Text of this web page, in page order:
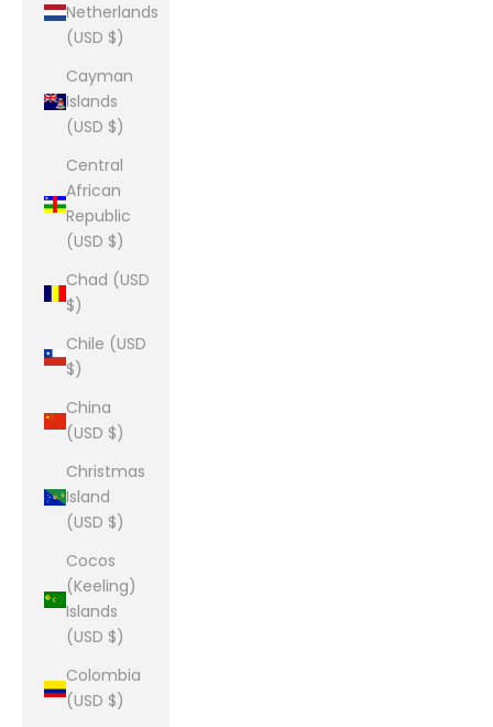
Netherlands
(USD $)
Cayman
Islands
(USD $)
Central
African
Republic
(USD $)
Chad (USD
$)
Chile (USD
$)
China
(USD $)
Christmas
Island
(USD $)
Cocos
(Keeling)
Islands
(USD $)
Colombia
(USD $)